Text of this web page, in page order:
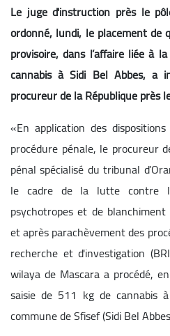
Le juge d'instruction près le
ordonné, lundi, le placement de
provisoire, dans l’affaire liée à
cannabis à Sidi Bel Abbes, a
procureur de la République près
«En application des
procédure pénale, le procureur
pénal spécialisé du tribunal
le cadre de la lutte contre
psychotropes et de
et après parachèvement des
recherche et d'investigation
wilaya de Mascara a procédé,
saisie de 511 kg de cannabis
commune de Sfisef (Sidi Bel